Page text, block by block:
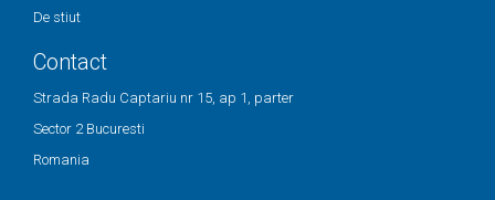
De stiut
Contact
Strada Radu Captariu nr 15, ap 1, parter
Sector 2 Bucuresti
Romania